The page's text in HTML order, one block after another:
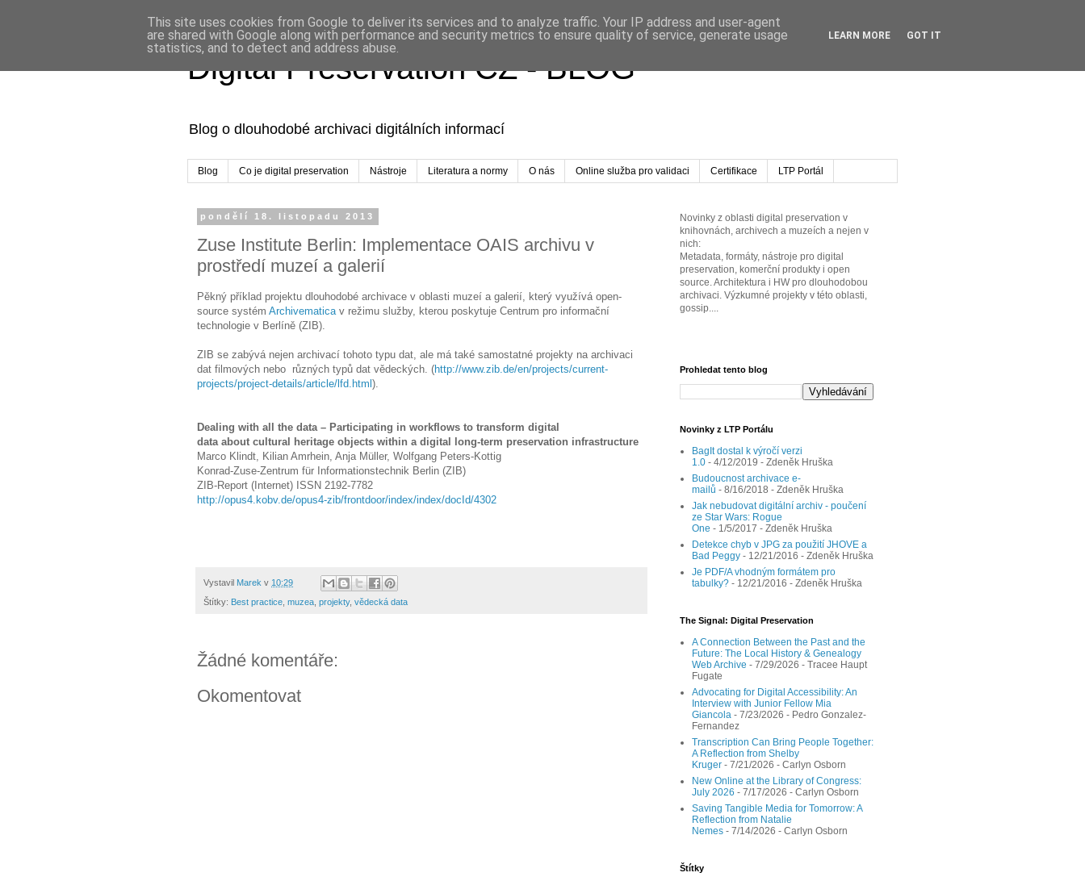
Digital Preservation CZ - BLOG
Blog o dlouhodobé archivaci digitálních informací
Blog Co je digital preservation Nástroje Literatura a normy O nás Online služba pro validaci Certifikace LTP Portál
pondělí 18. listopadu 2013
Zuse Institute Berlin: Implementace OAIS archivu v
prostředí muzeí a galerií
Pěkný příklad projektu dlouhodobé archivace v oblasti muzeí a galerií, který využívá open-
source systém Archivematicav režimu služby, kterou poskytuje Centrum pro informační
technologie v Berlíně (ZIB).
ZIB se zabývá nejen archivací tohoto typu dat, ale má také samostatné projekty na archivaci
dat filmových nebo různých typů dat vědeckých. (http://www.zib.de/en/projects/current-
projects/project-details/article/lfd.html ).
Dealing with all the data – Participating in workflows to transform digital
data about cultural heritage objects within a digital long-term preservation infrastructure
Marco Klindt, Kilian Amrhein, Anja Müller, Wolfgang Peters-Kottig
Konrad-Zuse-Zentrum für Informationstechnik Berlin (ZIB)
ZIB-Report (Internet) ISSN 2192-7782
http://opus4.kobv.de/opus4-zib/frontdoor/index/index/docId/4302
Vystavil Marek v 10:29
Štítky: Best practice, muzea, projekty, vědecká data
Žádné komentáře:
Okomentovat
Novinky z oblasti digital preservation v
knihovnách, archivech a muzeích a nejen v
nich:
Metadata, formáty, nástroje pro digital
preservation, komerční produkty i open
source. Architektura i HW pro dlouhodobou
archivaci. Výzkumné projekty v této oblasti,
gossip....
Prohledat tento blog
Novinky z LTP Portálu
BagIt dostal k výročí verzi
1.0 - 4/12/2019 - Zdeněk Hruška
Budoucnost archivace e-
mailů - 8/16/2018 - Zdeněk Hruška
Jak nebudovat digitální archiv - poučení
ze Star Wars: Rogue
One - 1/5/2017 - Zdeněk Hruška
Detekce chyb v JPG za použití JHOVE a
Bad Peggy - 12/21/2016 - Zdeněk Hruška
Je PDF/A vhodným formátem pro
tabulky? - 12/21/2016 - Zdeněk Hruška
The Signal: Digital Preservation
A Connection Between the Past and the
Future: The Local History & Genealogy
Web Archive - 7/29/2026 - Tracee Haupt
Fugate
Advocating for Digital Accessibility: An
Interview with Junior Fellow Mia
Giancola - 7/23/2026 - Pedro Gonzalez-
Fernandez
Transcription Can Bring People Together:
A Reflection from Shelby
Kruger - 7/21/2026 - Carlyn Osborn
New Online at the Library of Congress:
July 2026 - 7/17/2026 - Carlyn Osborn
Saving Tangible Media for Tomorrow: A
Reflection from Natalie
Nemes - 7/14/2026 - Carlyn Osborn
Štítky
This site uses cookies from Google to deliver its services and to analyze traffic. Your IP address and user-agent
are shared with Google along with performance and security metrics to ensure quality of service, generate usage
statistics, and to detect and address abuse.
LEARN MORE GOT IT